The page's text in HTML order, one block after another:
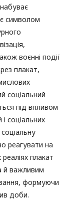
символом
воєнні події
плакат,
соціальний
під впливом
і соціальних
реагувати на
плакат
й важливим
формуючи
доби.